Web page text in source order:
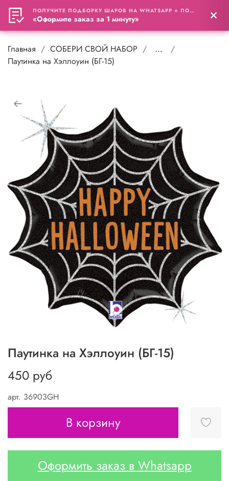
0
Главная СОБЕРИ СВОЙ НАБОР
...
Паутинка на Хэллоуин (БГ-15)
арт. 36903GH
Паутинка на Хэллоуин (БГ-15)
450 руб
В корзину
Оформить заказ в Whatsapp
ПОЛУЧИТЕ ПОДБОРКУ ШАРОВ НА WHATSAPP + ПОДАРОК
«Оформите заказ за 1 минуту»